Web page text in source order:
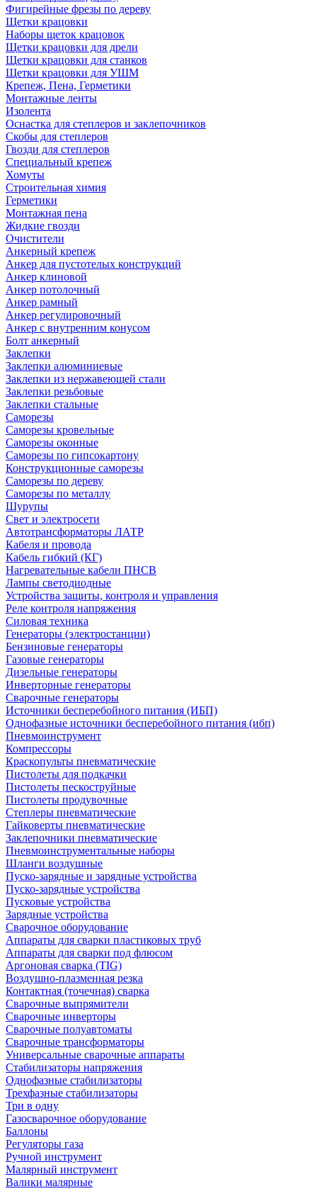
Фигирейные фрезы по дереву
Щетки крацовки
Наборы щеток крацовок
Щетки крацовки для дрели
Щетки крацовки для станков
Щетки крацовки для УШМ
Крепеж, Пена, Герметики
Монтажные ленты
Изолента
Оснастка для степлеров и заклепочников
Скобы для степлеров
Гвозди для степлеров
Специальный крепеж
Хомуты
Строительная химия
Герметики
Монтажная пена
Жидкие гвозди
Очистители
Анкерный крепеж
Анкер для пустотелых конструкций
Анкер клиновой
Анкер потолочный
Анкер рамный
Анкер регулировочный
Анкер с внутренним конусом
Болт анкерный
Заклепки
Заклепки алюминиевые
Заклепки из нержавеющей стали
Заклепки резьбовые
Заклепки стальные
Саморезы
Саморезы кровельные
Саморезы оконные
Саморезы по гипсокартону
Конструкционные саморезы
Саморезы по дереву
Саморезы по металлу
Шурупы
Свет и электросети
Автотрансформаторы ЛАТР
Кабеля и провода
Кабель гибкий (КГ)
Нагревательные кабели ПНСВ
Лампы светодиодные
Устройства защиты, контроля и управления
Реле контроля напряжения
Силовая техника
Генераторы (электростанции)
Бензиновые генераторы
Газовые генераторы
Дизельные генераторы
Инверторные генераторы
Сварочные генераторы
Источники бесперебойного питания (ИБП)
Однофазные источники бесперебойного питания (ибп)
Пневмоинструмент
Компрессоры
Краскопульты пневматические
Пистолеты для подкачки
Пистолеты пескоструйные
Пистолеты продувочные
Степлеры пневматические
Гайковерты пневматические
Заклепочники пневматические
Пневмоинструментальные наборы
Шланги воздушные
Пуско-зарядные и зарядные устройства
Пуско-зарядные устройства
Пусковые устройства
Зарядные устройства
Сварочное оборудование
Аппараты для сварки пластиковых труб
Аппараты для сварки под флюсом
Аргоновая сварка (TIG)
Воздушно-плазменная резка
Контактная (точечная) сварка
Сварочные выпрямители
Сварочные инверторы
Сварочные полуавтоматы
Сварочные трансформаторы
Универсальные сварочные аппараты
Стабилизаторы напряжения
Однофазные стабилизаторы
Трехфазные стабилизаторы
Три в одну
Газосварочное оборудование
Баллоны
Регуляторы газа
Ручной инструмент
Малярный инструмент
Валики малярные